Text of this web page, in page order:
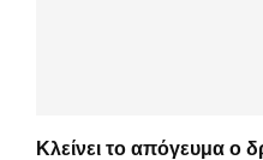
Κλείνει το απόγευμα ο